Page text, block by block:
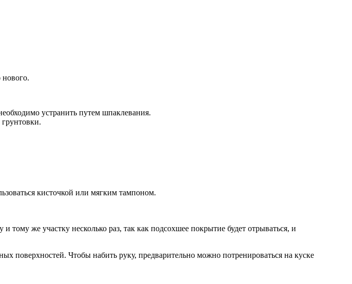
нового.
устранить путем шпаклевания.
кисточкой или мягким тампоном.
же участку несколько раз, так как подсохшее покрытие будет отрываться, и
поверхностей. Чтобы набить руку, предварительно можно потренироваться на куске